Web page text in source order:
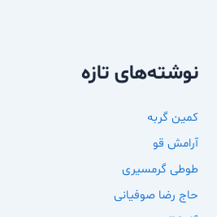
نوشته‌های تازه
کمین گربه
آرامش قو
طوطی گرمسیری
حاج رضا صوفیانی